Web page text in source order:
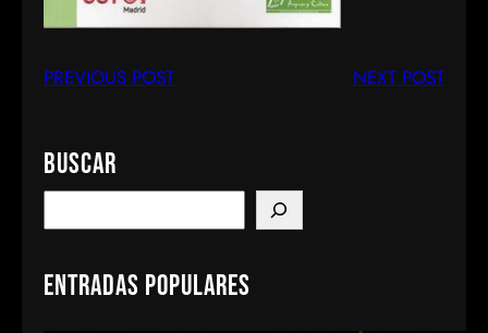
PREVIOUS POST NEXT POST
Buscar
e
r
Entradas populares